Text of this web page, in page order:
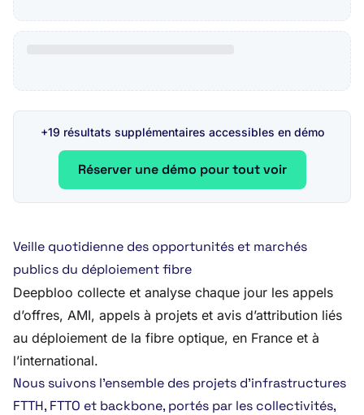
+19 résultats supplémentaires accessibles en démo
Réserver une démo pour tout voir
Veille quotidienne des opportunités et marchés
publics du déploiement fibre
Deepbloo collecte et analyse chaque jour les appels
d’offres, AMI, appels à projets et avis d’attribution liés
au déploiement de la fibre optique, en France et à
l’international.
Nous suivons l’ensemble des projets d’infrastructures
FTTH, FTTO et backbone, portés par les collectivités,